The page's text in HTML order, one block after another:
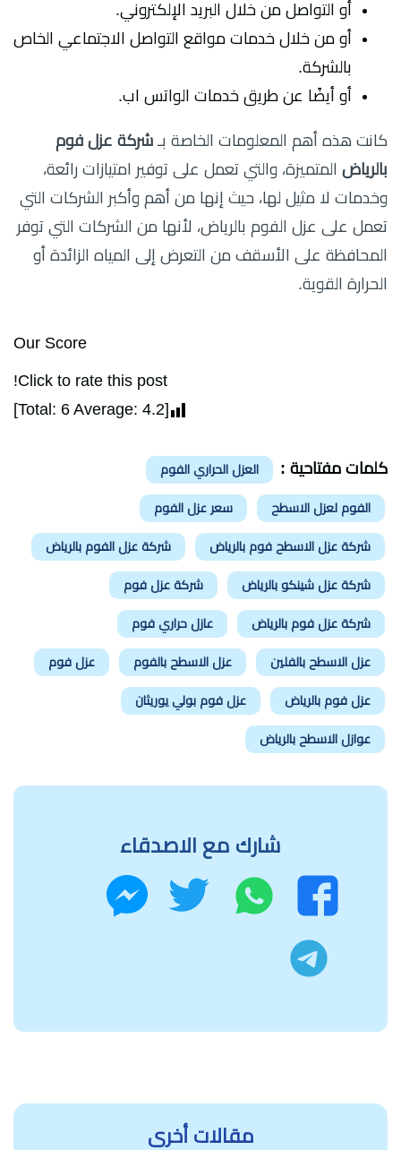
أو التواصل من خلال البريد الإلكتروني.
أو من خلال خدمات مواقع التواصل الاجتماعي الخاص
بالشركة.
أو أيضًا عن طريق خدمات الواتس اب.
كانت هذه أهم المعلومات الخاصة بـ شركة عزل فوم
بالرياض المتميزة، والتي تعمل على توفير امتيازات رائعة،
وخدمات لا مثيل لها، حيث إنها من أهم وأكبر الشركات التي
تعمل على عزل الفوم بالرياض، لأنها من الشركات التي توفر
المحافظة على الأسقف من التعرض إلى المياه الزائدة أو
الحرارة القوية.
Our Score
Click to rate this post!
[Total:
6 Average: 4.2
]
كلمات مفتاحية : العزل الحراري الفوم
الفوم لعزل الاسطح سعر عزل الفوم
شركة عزل الاسطح فوم بالرياض شركة عزل الفوم بالرياض
شركة عزل شينكو بالرياض شركة عزل فوم
شركة عزل فوم بالرياض عازل حراري فوم
عزل الاسطح بالفلين عزل الاسطح بالفوم عزل فوم
عزل فوم بالرياض عزل فوم بولي يوريثان
عوازل الاسطح بالرياض
شارك مع الاصدقاء
فيسبوك
واتساب تويتر
مقالات أخرى